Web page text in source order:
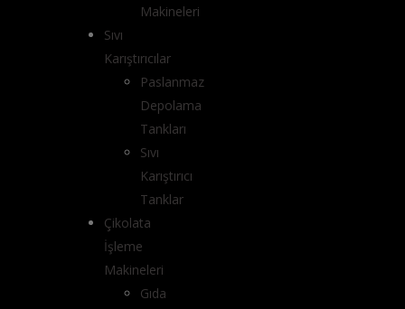
Makineleri
Sıvı
Karıştırıcılar
Paslanmaz
Depolama
Tankları
Sıvı
Karıştırıcı
Tanklar
Çikolata
İşleme
Makineleri
Gıda